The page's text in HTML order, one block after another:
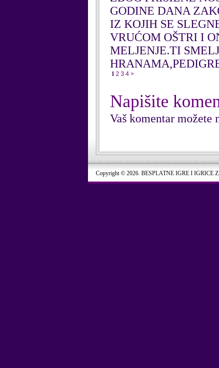
GODINE DANA
IZ KOJIH SE
VRUĆOM OŠTRI I
MELJENJE.TI
1 2 3 4 >
Napišite
Vaš komentar možete
Copyright © 2026. BESPLATNE IGRE I IGRICE